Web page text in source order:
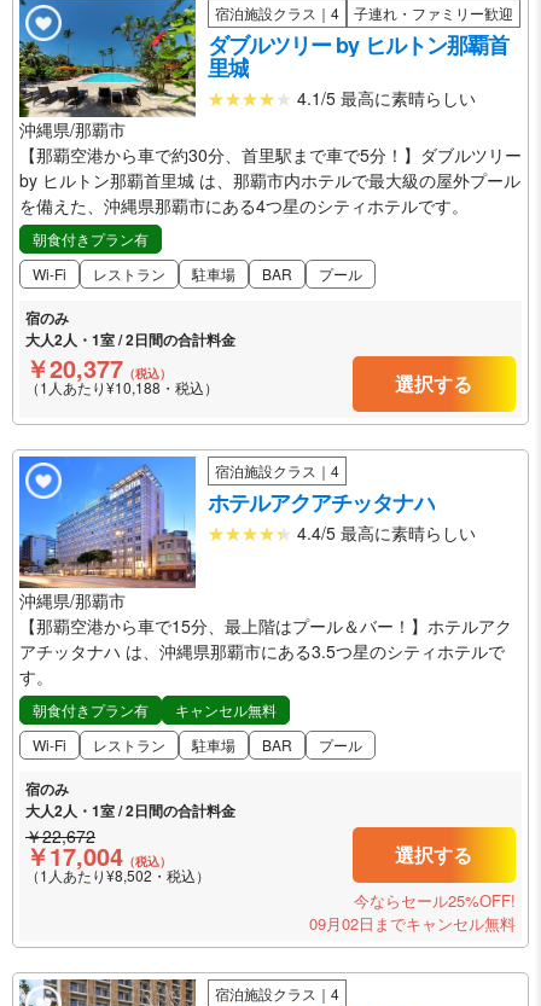
宿泊施設クラス｜4 子連れ・ファミリー歓迎
ダブルツリー by ヒルトン那覇首
里城
4.1/5 最高に素晴らしい
沖縄県/那覇市
【那覇空港から車で約30分、首里駅まで車で5分！】ダブルツリー
by ヒルトン那覇首里城 は、那覇市内ホテルで最大級の屋外プール
を備えた、沖縄県那覇市にある4つ星のシティホテルです。
朝食付きプラン有
Wi-Fi
レストラン 駐車場 BAR プール
宿のみ
大人2人・1室 / 2日間の合計料金
￥20,377 （税込）
（1人あたり¥10,188・税込） 選択する
宿泊施設クラス｜4
ホテルアクアチッタナハ
4.4/5 最高に素晴らしい
沖縄県/那覇市
【那覇空港から車で15分、最上階はプール＆バー！】ホテルアク
アチッタナハ は、沖縄県那覇市にある3.5つ星のシティホテルで
す。
朝食付きプラン有
キャンセル無料
Wi-Fi
レストラン 駐車場 BAR プール
宿のみ
大人2人・1室 / 2日間の合計料金
￥22,672
￥17,004 （税込）
（1人あたり¥8,502・税込）
選択する
今ならセール25%OFF!
09月02日までキャンセル無料
宿泊施設クラス｜4